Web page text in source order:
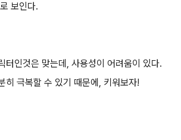
보인다.
터인것은 맞는데, 사용성이 어려움이 있다.
히 극복할 수 있기 때문에, 키워보자!